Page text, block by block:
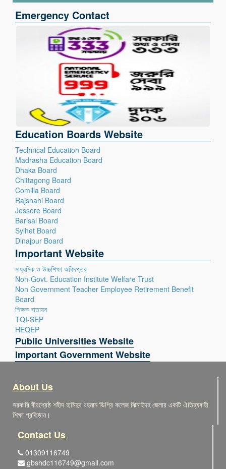
Emergency Contact
Education Boards Website
Technical Education Board
Madrasha Education Board
Dhaka Board
Chittagong Board
Comilla Board
Rajshahi Board
Jessore Board
Barisal Board
Sylhet Board
Dinajpur Board
Important Website
মাধ্যমিক ও উচ্চশিক্ষা অধিদপ্তর
Non-Govt. Education Institute Welfare Trust
Non Government Teacher Employee Retirement Benefit
Board
শিক্ষক বাতায়ন
TQI-SEP
HEQEP
Public Universities Website
Important Government Website
About Us
সরকারি বীরশ্রেষ্ঠ শহীদ হামিদুর রহমান ডিগ্রি কলেজ ঝিনাইদহ জেলার একটি ঐতিহ্যবাহী
শিক্ষা প্রতিষ্ঠান।
Contact Us
01309116749
gbshdc116749@gmail.com